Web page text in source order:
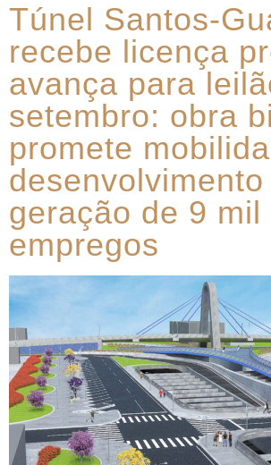
Túnel Santos-
recebe licença
avança para
setembro: obra
promete
desenvolvimento
geração de 9 mil
empregos